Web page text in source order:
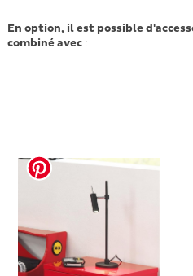
En option, il est possible
combinéavec: